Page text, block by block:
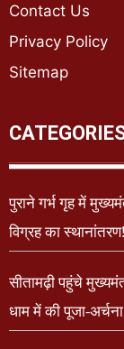
Contact Us
Privacy Policy
Sitemap
पुराने गर्भ गृह में
विग्रह का स्थानांतरण!
सीतामढ़ी पहुंचे
धाम में की पूजा-